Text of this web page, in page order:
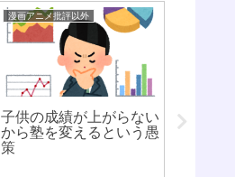
漫画アニメ批評以外
子供の成績が上がらない
から塾を変えるという愚
策